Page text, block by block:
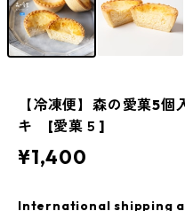
【冷凍便】森の愛菓5
キ [愛菓５]
¥1,400
International shipping